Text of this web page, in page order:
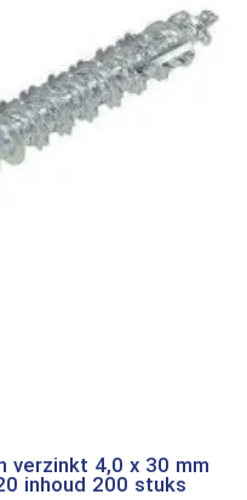
verzinkt 4,0 x 30 mm
inhoud 200 stuks